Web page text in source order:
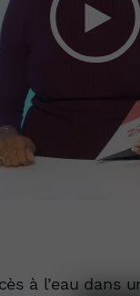
à l’eau dans